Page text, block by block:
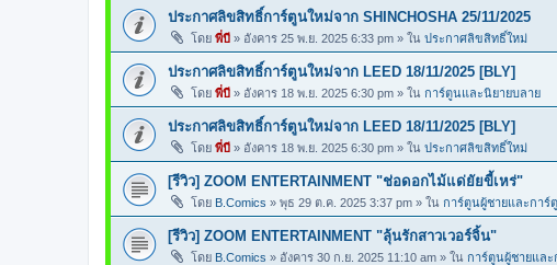
ประกาศลิขสิทธิ์การ์ตูนใหม่จาก SHINCHOSHA 25/11/2025
โดย พี่บี » อังคาร 25 พ.ย. 2025 6:33 pm » ใน ประกาศลิขสิทธิ์ใหม่
ประกาศลิขสิทธิ์การ์ตูนใหม่จาก LEED 18/11/2025 [BLY]
โดย พี่บี » อังคาร 18 พ.ย. 2025 6:30 pm » ใน การ์ตูนและนิยายบลาย
ประกาศลิขสิทธิ์การ์ตูนใหม่จาก LEED 18/11/2025 [BLY]
โดย พี่บี » อังคาร 18 พ.ย. 2025 6:30 pm » ใน ประกาศลิขสิทธิ์ใหม่
[รีวิว] ZOOM ENTERTAINMENT "ช่อดอกไม้แด่ยัยขี้เหร่"
โดย B.Comics » พุธ 29 ต.ค. 2025 3:37 pm » ใน การ์ตูนผู้ชายและการ์
[รีวิว] ZOOM ENTERTAINMENT "ลุ้นรักสาวเวอร์จิ้น"
โดย B.Comics » อังคาร 30 ก.ย. 2025 11:10 am » ใน การ์ตูนผู้ชายแล